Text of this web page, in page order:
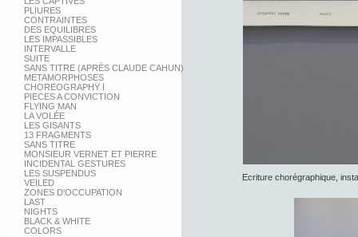
PLIURES
CONTRAINTES
DES EQUILIBRES
LES IMPASSIBLES
INTERVALLE
SUITE
SANS TITRE (APRÈS CLAUDE CAHUN)
METAMORPHOSES
CHOREOGRAPHY I
PIECES A CONVICTION
FLYING MAN
LA VOLÉE
LES GISANTS
13 FRAGMENTS
SANS TITRE
MONSIEUR VERNET ET PIERRE
INCIDENTAL GESTURES
LES SUSPENDUS
VEILED
ZONES D'OCCUPATION
LAST
NIGHTS
BLACK & WHITE
COLORS
Ecriture chorégraphique,